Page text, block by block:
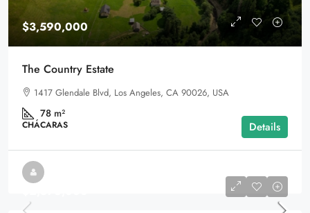
$3,590,000
The Country Estate
1417 Glendale Blvd, Los Angeles, CA 90026, USA
78 m²
CHÁCARAS Details